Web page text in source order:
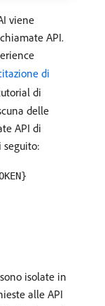
viene
API.
di
di
delle
API di
seguito:
isolate in
alle API